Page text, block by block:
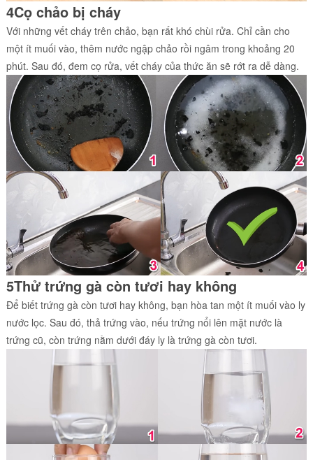
4Cọ chảo bị cháy
Với những vết cháy trên chảo, bạn rất khó chùi rửa. Chỉ cần cho
một ít muối vào, thêm nước ngập chảo rồi ngâm trong khoảng 20
phút. Sau đó, đem cọ rửa, vết cháy của thức ăn sẽ rớt ra dễ dàng.
5Thử trứng gà còn tươi hay không
Để biết trứng gà còn tươi hay không, bạn hòa tan một ít muối vào ly
nước lọc. Sau đó, thả trứng vào, nếu trứng nổi lên mặt nước là
trứng cũ, còn trứng nằm dưới đáy ly là trứng gà còn tươi.